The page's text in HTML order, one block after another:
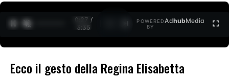
0:27 /
3:35
POWERED
BY
AdhubMedia
Ecco il gesto della Regina Elisabetta